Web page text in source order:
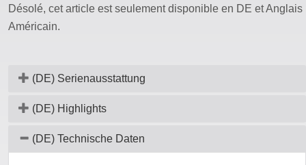
Désolé, cet article est seulement disponible en DE etAnglais
Américain.
(DE) Serienausstattung
(DE) Highlights
(DE) Technische Daten